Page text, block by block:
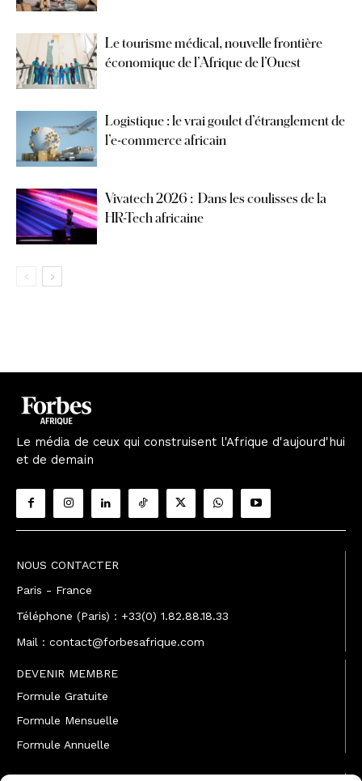
Le tourisme médical, nouvelle frontière
économique de l’Afrique de l’Ouest
Logistique : le vrai goulet d’étranglement de
l’e-commerce africain
Vivatech 2026 : Dans les coulisses de la
HR-Tech africaine
Le média de ceux qui construisent l'Afrique d'aujourd'hui
et de demain
NOUS CONTACTER
Paris - France
Téléphone (Paris) : +33(0) 1.82.88.18.33
Mail : contact@forbesafrique.com
DEVENIR MEMBRE
Formule Gratuite
Formule Mensuelle
Formule Annuelle